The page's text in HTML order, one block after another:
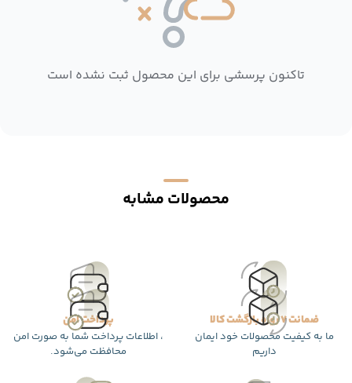
تاکنون پرسشی برای این محصول ثبت نشده است
محصولات مشابه
ضمانت 7 روزه بازگشت کالا
ما به کیفیت محصولات خود ایمان
داریم
پرداخت امن
، اطلاعات پرداخت شما به صورت امن
محافظت می‌شود.